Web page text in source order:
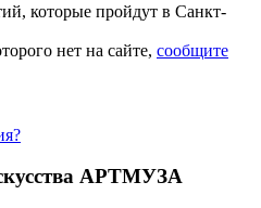
которые пройдут в Санкт-
нет на сайте, сообщите
АРТМУЗА